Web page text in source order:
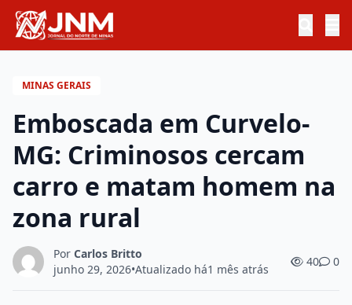
MINAS GERAIS
Emboscada em Curvelo-
MG: Criminosos cercam
carro e matam homem na
zona rural
Por Carlos Britto
junho 29, 2026•Atualizado há1 mês atrás
40 0